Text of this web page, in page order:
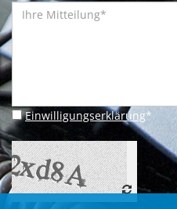
Einwilligungserklärung*